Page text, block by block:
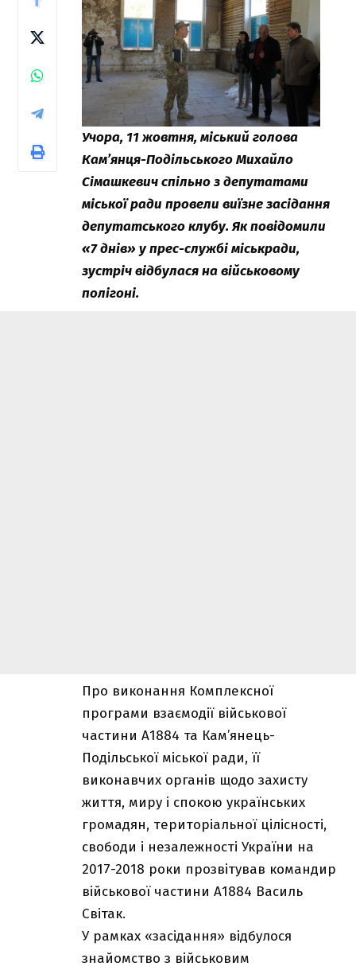
Учора, 11 жовтня, міський голова
Кам’янця-Подільського Михайло
Сімашкевич спільно з депутатами
міської ради провели виїзне засідання
депутатського клубу. Як повідомили
«7 днів» у прес-службі міськради,
зустріч відбулася на військовому
полігоні.
Про виконання Комплексної
програми взаємодії військової
частини А1884 та Кам’янець-
Подільської міської ради, її
виконавчих органів щодо захисту
життя, миру і спокою українських
громадян, територіальної цілісності,
свободи і незалежності України на
2017-2018 роки прозвітував командир
військової частини А1884 Василь
Світак.
У рамках «засідання» відбулося
знайомство з військовим